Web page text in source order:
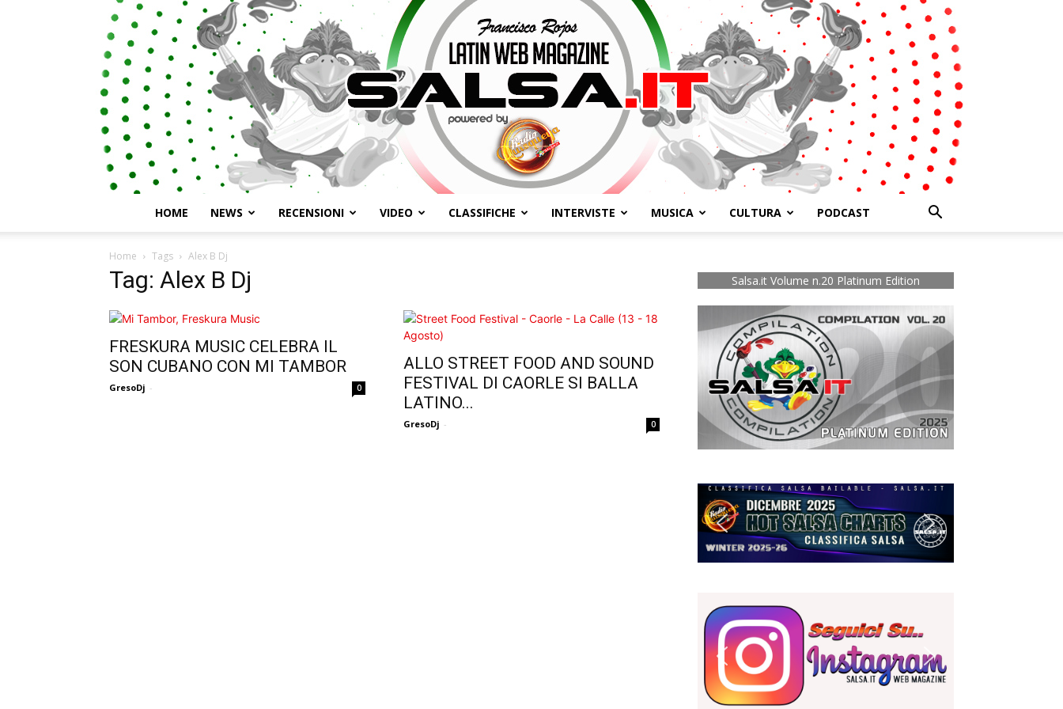
HOME NEWS RECENSIONI VIDEO CLASSIFICHE INTERVISTE MUSICA CULTURA PODCAST
Home Tags Alex B Dj
Tag: Alex B Dj
FRESKURA MUSIC CELEBRA IL
SON CUBANO CON MI TAMBOR
GresoDj - 0
ALLO STREET FOOD AND SOUND
FESTIVAL DI CAORLE SI BALLA
LATINO...
GresoDj - 0
Salsa.it Volume n.20 Platinum Edition